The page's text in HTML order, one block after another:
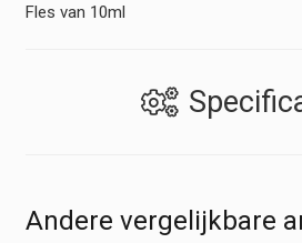
Fles van 10ml
Andere vergelijkbare